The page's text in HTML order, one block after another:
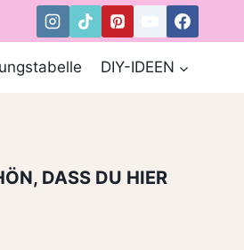
DIY-IDEEN
DASS DU HIER